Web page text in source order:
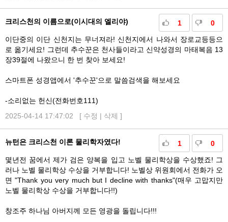
1 0
크리스천의 이름으로(이시대의 엘리야)
이단중의 이단 신천지는 무너져라! 신천지에서 나와서 장로교등등으
로 옮기세요! 그런데 추수꾼은 천사들이라고 신약성경의 마태복음 13
장39절에 나왔으니 한 번 찾아 보세요!
스마트폰 성경앱에서 '추수꾼'으로 말씀검색을 해보세요
-소리없는 헌신(전화번호111)
2025-04-14 17:47:02 [ 수정 | 삭제 ]
1 0
뉴턴은 크리스천 이론 물리학자였다!
몇년전 꿈에서 제가 검은 양복을 입고 노벨 물리학상을 수상했죠! 그
러나 노벨 물리학상 수상을 거부합니다! 노벨상 위원회에서 전화가 오
면 "Thank you very much but I decline with thanks"(매우 고맙지만
노벨 물리학상 수상을 거부합니다!!)
창조주 하나님 아버지께 모든 영광을 돌립니다!!!